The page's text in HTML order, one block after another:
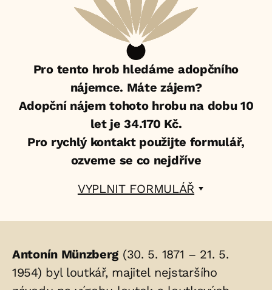
Pro tento hrob hledáme adopčního
nájemce. Máte zájem?
Adopční nájem tohoto hrobu na dobu 10
let je 34.170 Kč.
Pro rychlý kontakt použijte formulář,
ozveme se co nejdříve
VYPLNIT FORMULÁŘ
Životopis
osoby/osob
Antonín Münzberg (30. 5. 1871 – 21. 5.
1954) byl loutkář, majitel nejstaršího